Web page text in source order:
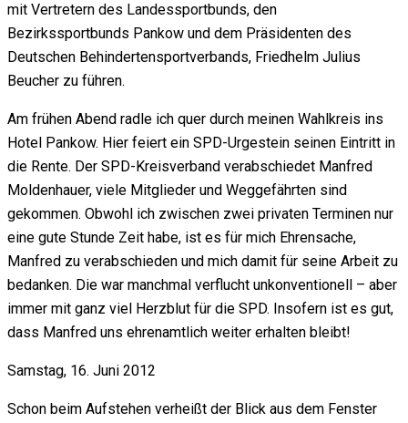
mit Vertretern des Landessportbunds, den
Bezirkssportbunds Pankow und dem Präsidenten des
Deutschen Behindertensportverbands, Friedhelm Julius
Beucher zu führen.
Am frühen Abend radle ich quer durch meinen Wahlkreis ins
Hotel Pankow. Hier feiert ein SPD-Urgestein seinen Eintritt in
die Rente. Der SPD-Kreisverband verabschiedet Manfred
Moldenhauer, viele Mitglieder und Weggefährten sind
gekommen. Obwohl ich zwischen zwei privaten Terminen nur
eine gute Stunde Zeit habe, ist es für mich Ehrensache,
Manfred zu verabschieden und mich damit für seine Arbeit zu
bedanken. Die war manchmal verflucht unkonventionell – aber
immer mit ganz viel Herzblut für die SPD. Insofern ist es gut,
dass Manfred uns ehrenamtlich weiter erhalten bleibt!
Samstag, 16. Juni 2012
Schon beim Aufstehen verheißt der Blick aus dem Fenster